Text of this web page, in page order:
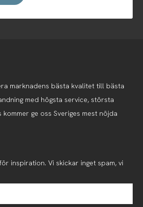
marknadens bästa kvalitet till bästa
med högsta service, största
ge oss Sveriges mest nöjda
inspiration. Vi skickar inget spam, vi